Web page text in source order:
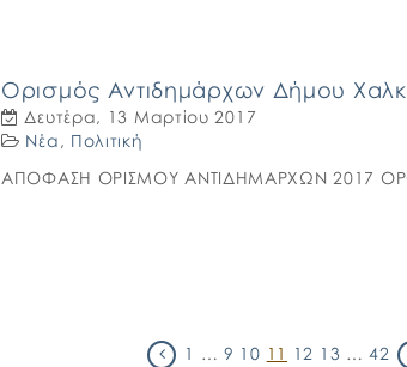
Ορισμός Αντιδημάρχων Δήμου
Δευτέρα, 13 Μαρτίου 2017
Νέα , Πολιτική
ΑΠΟΦΑΣΗ ΟΡΙΣΜΟΥ ΑΝΤΙΔΗΜΑΡΧΩΝ 2017
1 … 9 10 11 12 13 … 42